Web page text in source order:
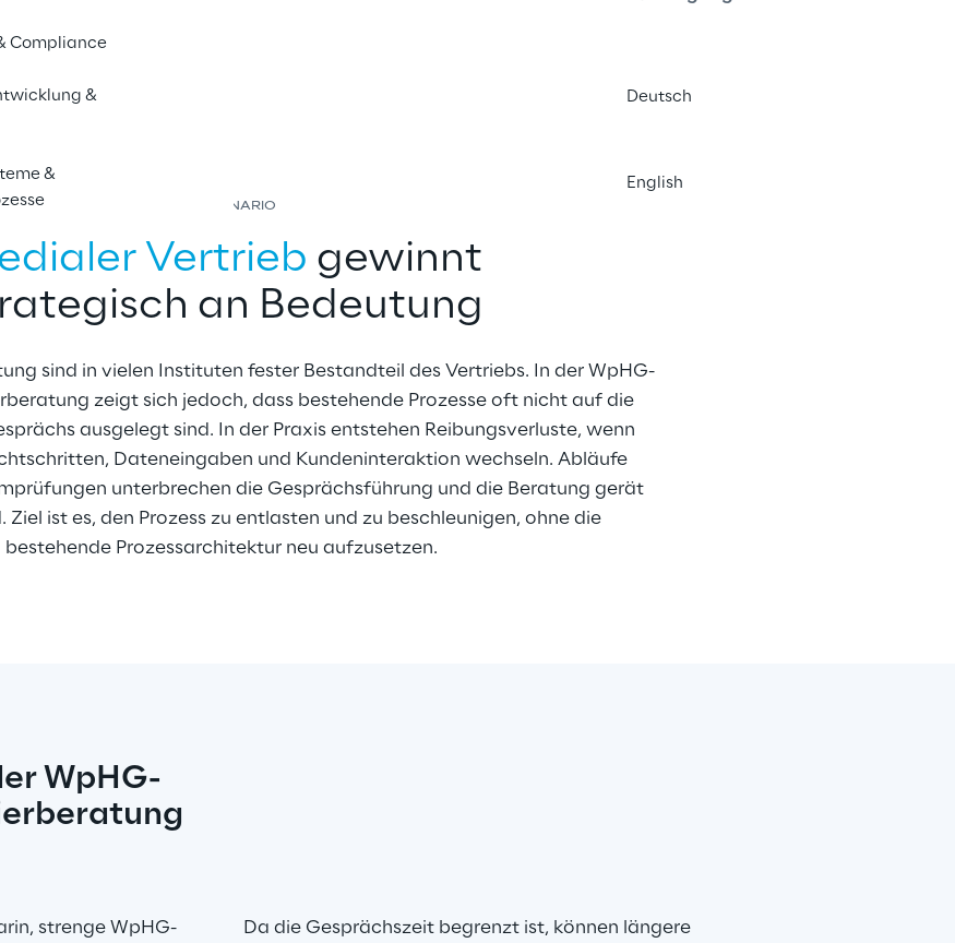
Compliance
&
&
Deutsch
English
DAS SZENARIO
Vertrieb gewinnt
an Bedeutung
sind in vielen Instituten fester Bestandteil des Vertriebs. In der WpHG-
zeigt sich jedoch, dass bestehende Prozesse oft nicht auf die
ausgelegt sind. In der Praxis entstehen Reibungsverluste, wenn
Dateneingaben und Kundeninteraktion wechseln. Abläufe
unterbrechen die Gesprächsführung und die Beratung gerät
Ziel ist es, den Prozess zu entlasten und zu beschleunigen, ohne die
bestehende Prozessarchitektur neu aufzusetzen.
WpHG-
strenge WpHG-
Da die Gesprächszeit begrenzt ist, können längere